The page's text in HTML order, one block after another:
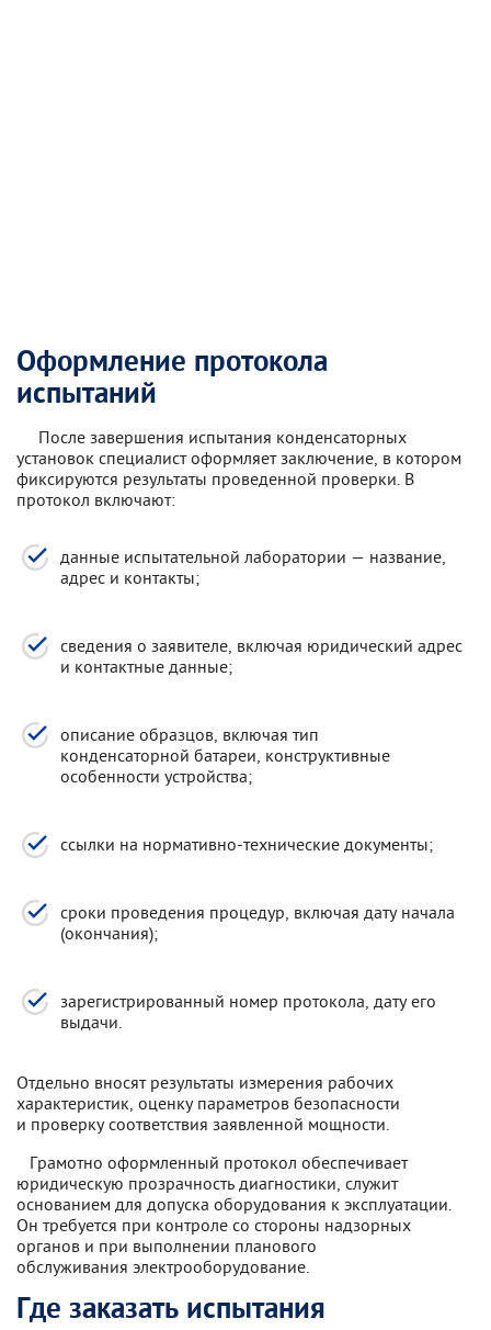
Оформление протокола
испытаний
После завершения испытания конденсаторных
установок специалист оформляет заключение, в котором
фиксируются результаты проведенной проверки. В
протокол включают:
данные испытательной лаборатории — название,
адрес и контакты;
сведения о заявителе, включая юридический адрес
и контактные данные;
описание образцов, включая тип
конденсаторной батареи, конструктивные
особенности устройства;
ссылки на нормативно-технические документы;
сроки проведения процедур, включая дату начала
(окончания);
зарегистрированный номер протокола, дату его
выдачи.
Отдельно вносят результаты измерения рабочих
характеристик, оценку параметров безопасности
и проверку соответствия заявленной мощности.
Грамотно оформленный протокол обеспечивает
юридическую прозрачность диагностики, служит
основанием для допуска оборудования к эксплуатации.
Он требуется при контроле со стороны надзорных
органов и при выполнении планового
обслуживания электрооборудование.
Где заказать испытания